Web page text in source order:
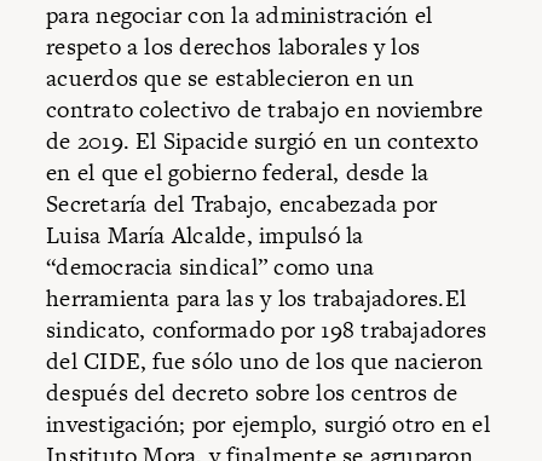
para negociar con la administración el
respeto a los derechos laborales y los
acuerdos que se establecieron en un
contrato colectivo de trabajo en noviembre
de 2019. El Sipacide surgió en un contexto
en el que el gobierno federal, desde la
Secretaría del Trabajo, encabezada por
Luisa María Alcalde, impulsó la
“democracia sindical” como una
herramienta para las y los trabajadores.El
sindicato, conformado por 198 trabajadores
del CIDE, fue sólo uno de los que nacieron
después del decreto sobre los centros de
investigación; por ejemplo, surgió otro en el